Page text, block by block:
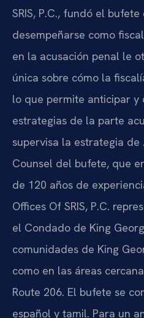
SRIS, P.C., fundó el
desempeñarse como
en la acusación penal le
única sobre cómo la
lo que permite anticipar y
estrategias de la parte
supervisa la estrategia
Counsel del bufete, que
de 120 años de
Offices Of SRIS, P.C.
el Condado de King
comunidades de King
como en las áreas
Route 206. El bufete se
español y tamil. Para un